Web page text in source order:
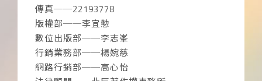
傳真──22193778
版權部──李宜懃
數位出版部──李志峯
行銷業務部──楊婉慈
網路行銷部──高心怡